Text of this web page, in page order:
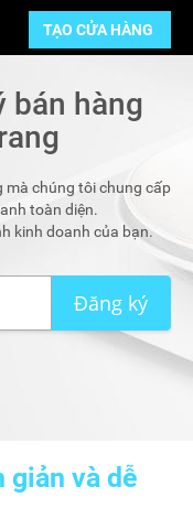
TẠO CỬA HÀNG
bán hàng
mà chúng tôi chung cấp
toàn diện.
kinh doanh của bạn.
Đăng ký
giản và dễ